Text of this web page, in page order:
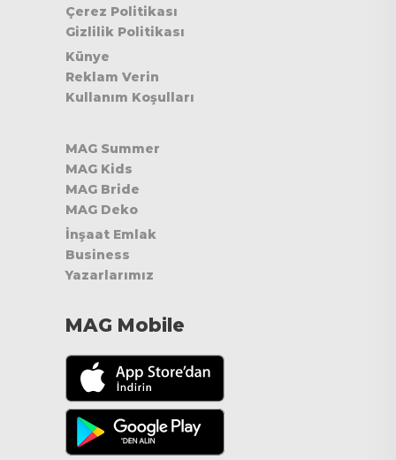
Çerez Politikası
Gizlilik Politikası
Künye
Reklam Verin
Kullanım Koşulları
MAG Summer
MAG Kids
MAG Bride
MAG Deko
İnşaat Emlak
Business
Yazarlarımız
MAG Mobile